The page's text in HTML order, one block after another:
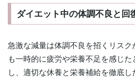
ダイエット中の体調不良と回
急激な減量は体調不良を招くリス
も一時的に疲労や栄養不足を感じ
し、適切な休養と栄養補給を徹底